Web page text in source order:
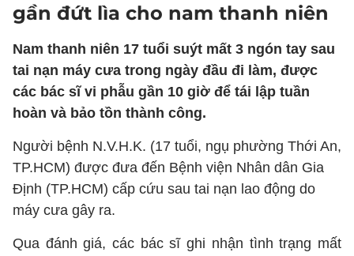
gần đứt lìa cho nam thanh niên
Nam thanh niên 17 tuổi suýt mất 3 ngón tay sau
tai nạn máy cưa trong ngày đầu đi làm, được
các bác sĩ vi phẫu gần 10 giờ để tái lập tuần
hoàn và bảo tồn thành công.
Người bệnh N.V.H.K. (17 tuổi, ngụ phường Thới An,
TP.HCM) được đưa đến Bệnh viện Nhân dân Gia
Định (TP.HCM) cấp cứu sau tai nạn lao động do
máy cưa gây ra.
Qua đánh giá, các bác sĩ ghi nhận tình trạng mất